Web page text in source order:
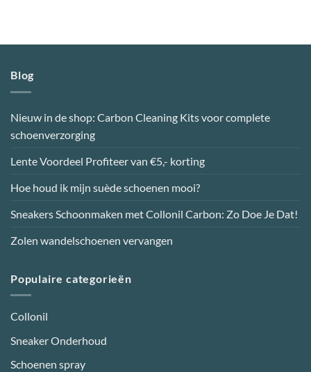
Blog
Nieuw in de shop: Carbon Cleaning Kits voor complete
schoenverzorging
Lente Voordeel Profiteer van €5,- korting
Hoe houd ik mijn suède schoenen mooi?
Sneakers Schoonmaken met Collonil Carbon: Zo Doe Je Dat!
Zolen wandelschoenen vervangen
Populaire categorieën
Collonil
Sneaker Onderhoud
Schoenen spray